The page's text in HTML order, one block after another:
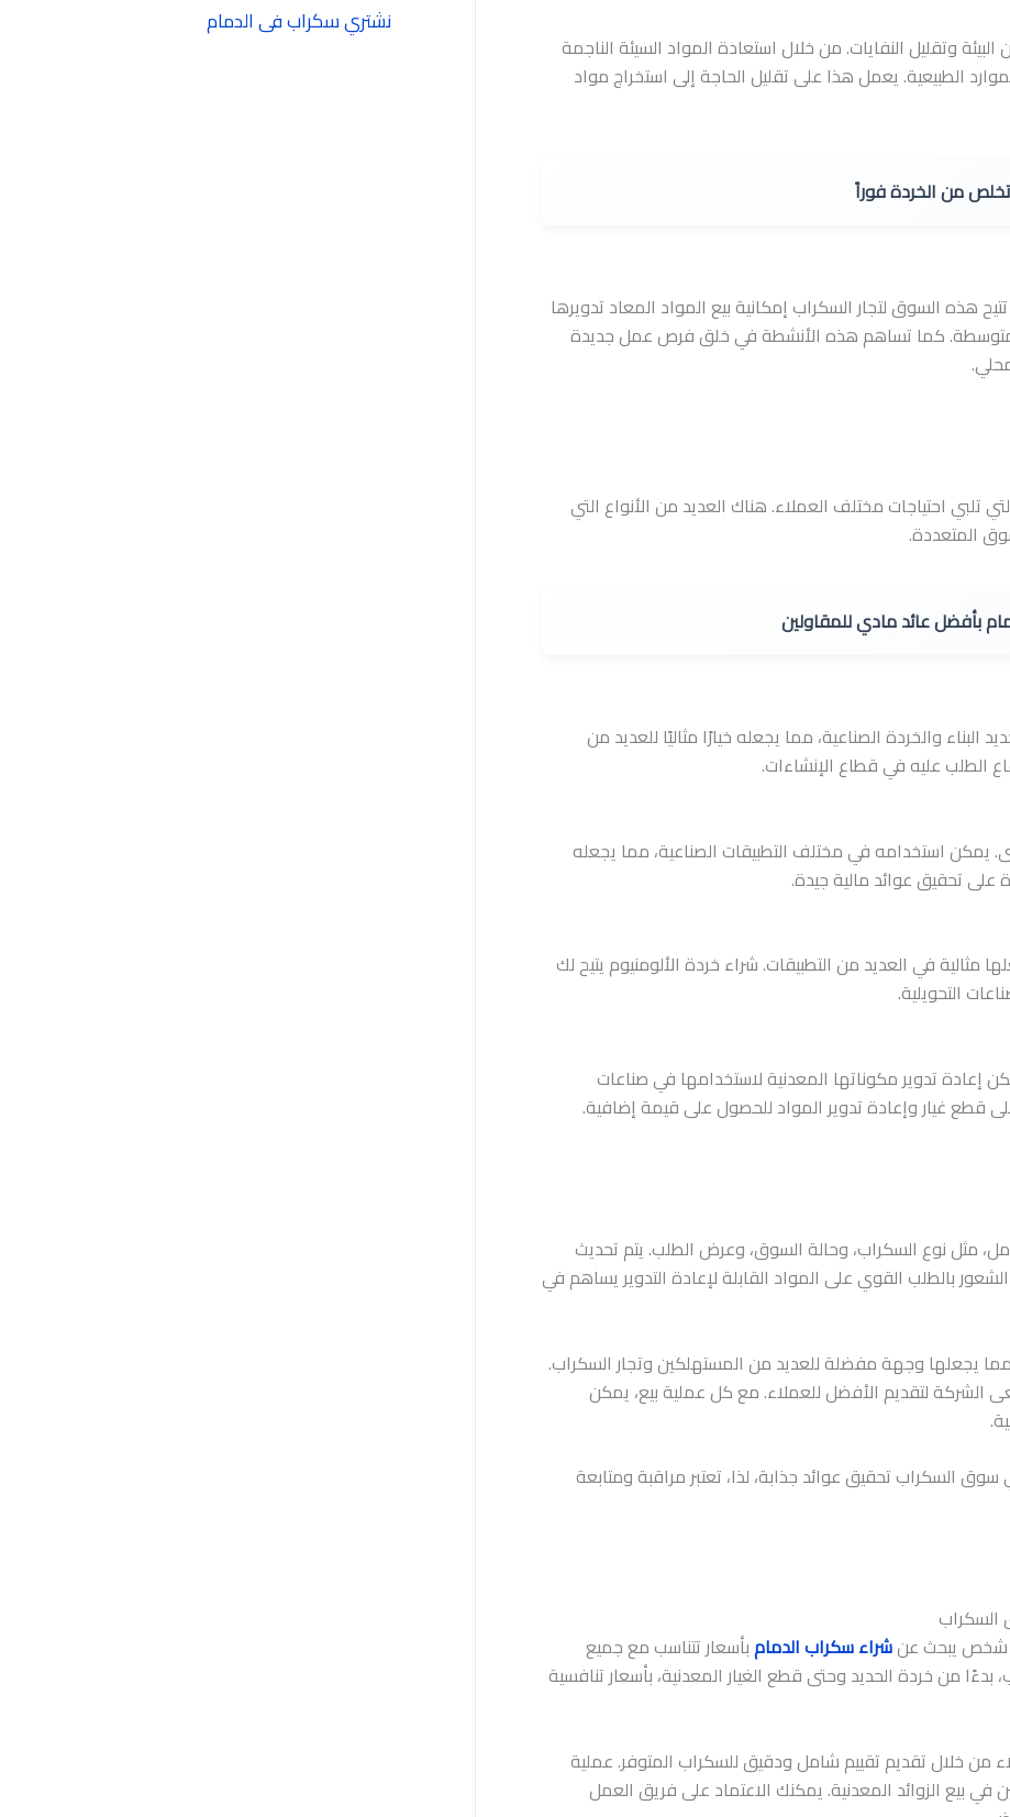
وتقليل النفايات. من خلال استعادة المواد السيئة الناجمة
الطبيعية. يعمل هذا على تقليل الحاجة إلى استخراج مواد
من الخردة فوراً
هذه السوق لتجار السكراب إمكانية بيع المواد المعاد تدويرها
كما تساهم هذه الأنشطة في خلق فرص عمل جديدة
تلبي احتياجات مختلف العملاء. هناك العديد من الأنواع التي
المتعددة.
بأفضل عائد مادي للمقاولين
والخردة الصناعية، مما يجعله خيارًا مثاليًا للعديد من
الطلب عليه في قطاع الإنشاءات.
يمكن استخدامه في مختلف التطبيقات الصناعية، مما يجعله
على تحقيق عوائد مالية جيدة.
مثالية في العديد من التطبيقات. شراء خردة الألومنيوم يتيح لك
التحويلية.
إعادة تدوير مكوناتها المعدنية لاستخدامها في صناعات
قطع غيار وإعادة تدوير المواد للحصول على قيمة إضافية.
مثل نوع السكراب، وحالة السوق، وعرض الطلب. يتم تحديث
بالطلب القوي على المواد القابلة لإعادة التدوير يساهم في
يجعلها وجهة مفضلة للعديد من المستهلكين وتجار السكراب.
الشركة لتقديم الأفضل للعملاء. مع كل عملية بيع، يمكن
السكراب تحقيق عوائد جذابة، لذا، تعتبر مراقبة ومتابعة
السكراب
شخص يبحث عنشراء سكراب الدمامبأسعار تتناسب مع جميع
من خردة الحديد وحتى قطع الغيار المعدنية، بأسعار تنافسية
خلال تقديم تقييم شامل ودقيق للسكراب المتوفر. عملية
في بيع الزوائد المعدنية. يمكنك الاعتماد على فريق العمل
نشتري سكراب فى الدمام